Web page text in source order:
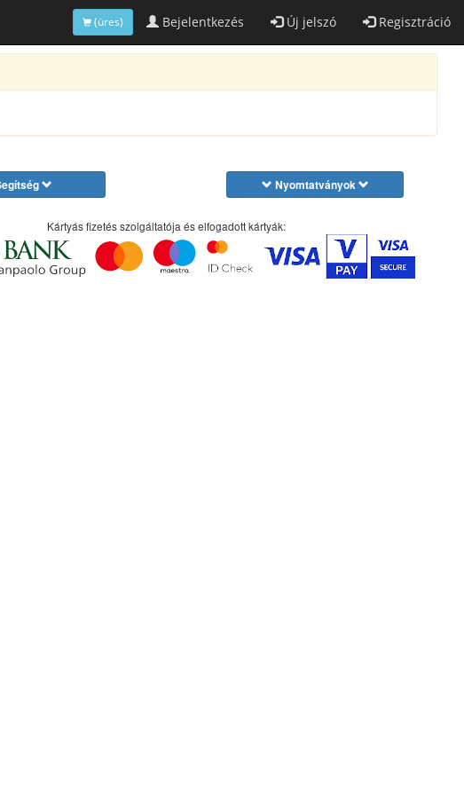
Bejelentkezés Új jelszó Regisztráció
(üres)
Nyomtatványok
Kártyás fizetés szolgáltatója és elfogadott kártyák: